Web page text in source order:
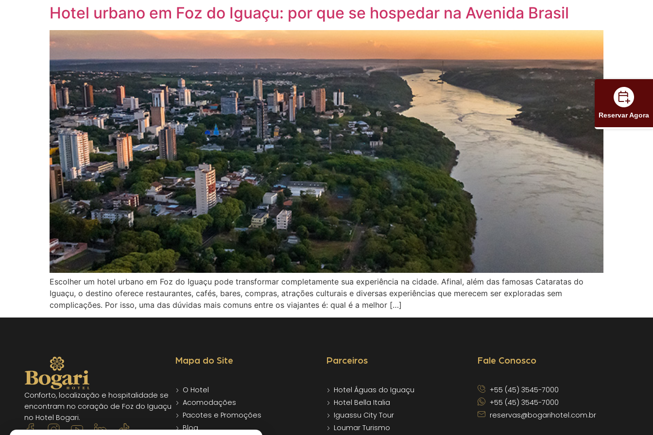
Hotel urbano em Foz do Iguaçu: por que se hospedar na Avenida Brasil
Escolher um hotel urbano em Foz do Iguaçu pode transformar completamente sua experiência na cidade. Afinal, além das famosas Cataratas do
Iguaçu, o destino oferece restaurantes, cafés, bares, compras, atrações culturais e diversas experiências que merecem ser exploradas sem
complicações. Por isso, uma das dúvidas mais comuns entre os viajantes é: qual é a melhor […]
Conforto, localização e hospitalidade se
encontram no coração de Foz do Iguaçu
no Hotel Bogari.
Mapa do Site
O Hotel
Acomodações
Pacotes e Promoções
Blog
Parceiros
Hotel Águas do Iguaçu
Hotel Bella Italia
Iguassu City Tour
Loumar Turismo
Fale Conosco
+55 (45) 3545-7000
+55 (45) 3545-7000
reservas@bogarihotel.com.br
Reservar Agora